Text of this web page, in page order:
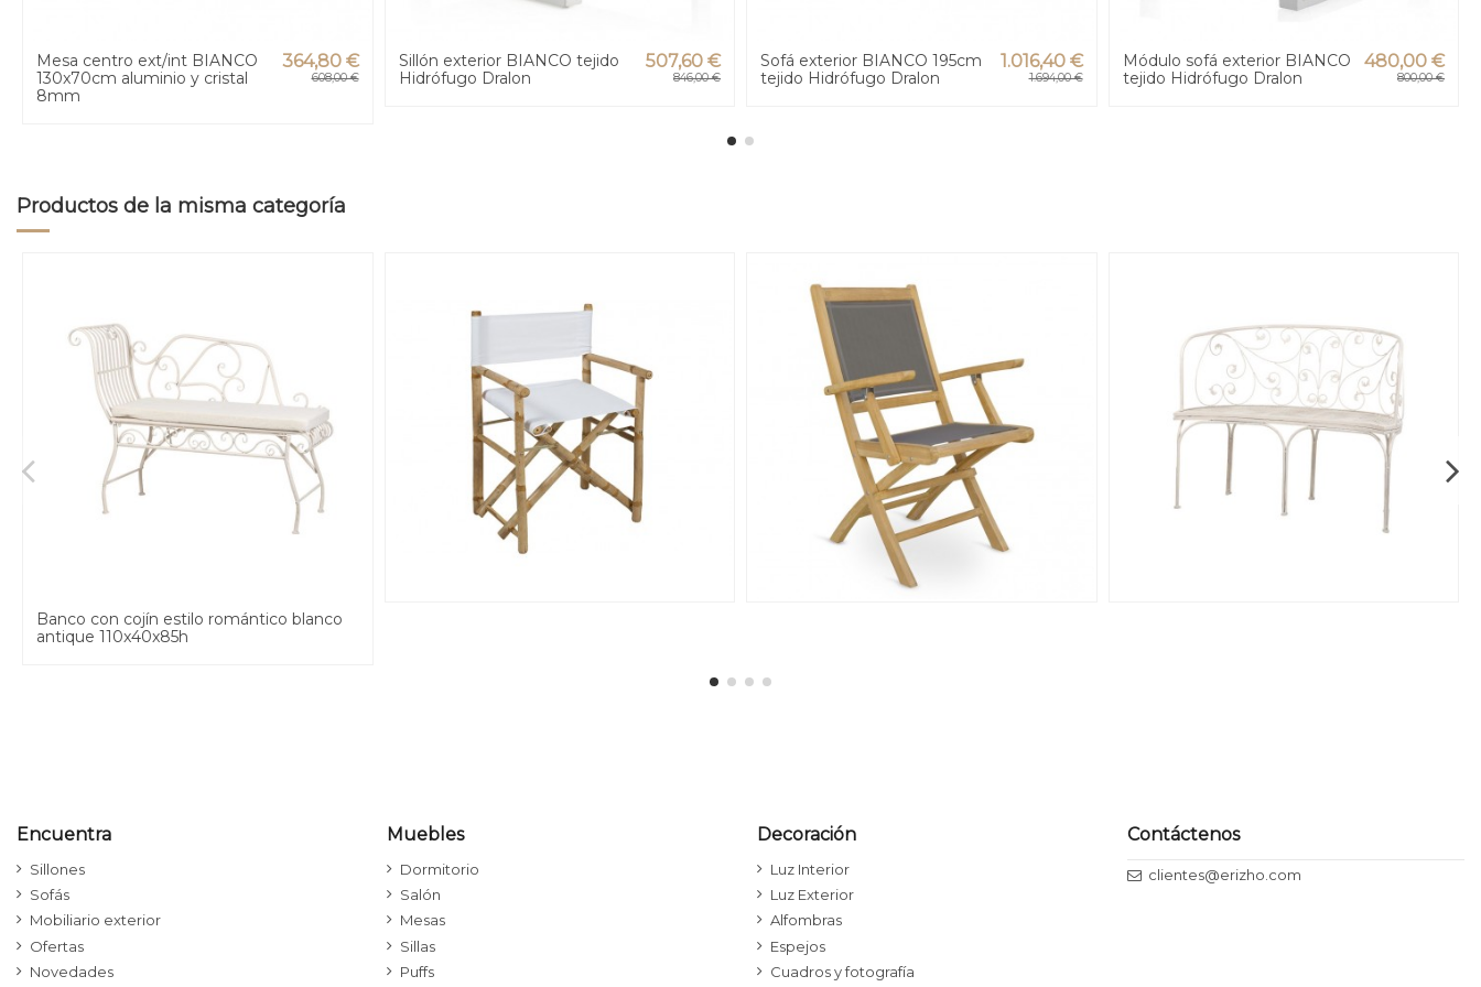
Mesa centro ext/int BIANCO
130x70cm aluminio y cristal
8mm
364,80 €
608,00 €
Sillón exterior BIANCO tejido
Hidrófugo Dralon
507,60 €
846,00 €
Sofá exterior BIANCO 195cm
tejido Hidrófugo Dralon
1.016,40 €
1.694,00 €
Módulo sofá exterior BIANCO
tejido Hidrófugo Dralon
480,00 €
800,00 €
Productos de la misma categoría
Banco con cojín estilo romántico blanco
antique 110x40x85h
Encuentra
Sillones
Sofás
Mobiliario exterior
Ofertas
Novedades
Muebles
Dormitorio
Salón
Mesas
Sillas
Puffs
Decoración
Luz Interior
Luz Exterior
Alfombras
Espejos
Cuadros y fotografía
Contáctenos
clientes@erizho.com